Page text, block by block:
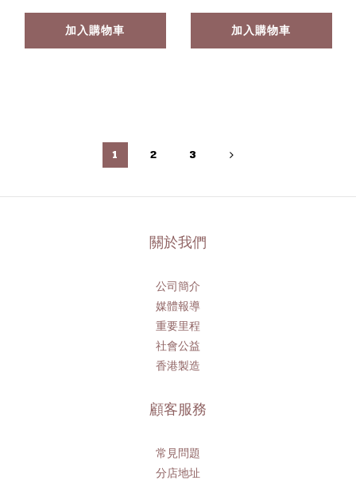
加入購物車 加入購物車
1 2 3
關於我們
公司簡介
媒體報導
重要里程
社會公益
香港製造
顧客服務
常見問題
分店地址